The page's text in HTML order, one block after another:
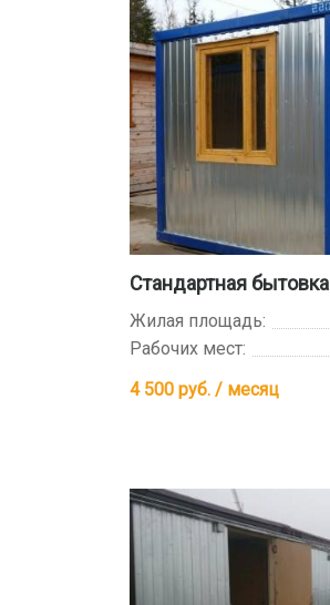
Стандартная бытовка
Жилая площадь:
Рабочих мест:
4 500 руб. / месяц